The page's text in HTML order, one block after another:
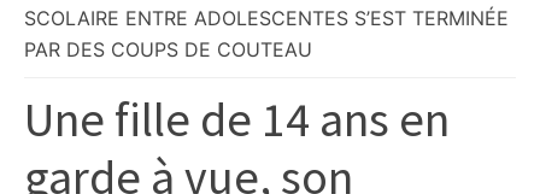
société,
culture,
météo,
faits
divers
SCOLAIRE ENTRE ADOLESCENTES S’EST TERMINÉE
PAR DES COUPS DE COUTEAU
Une fille de 14 ans en
garde à vue, son